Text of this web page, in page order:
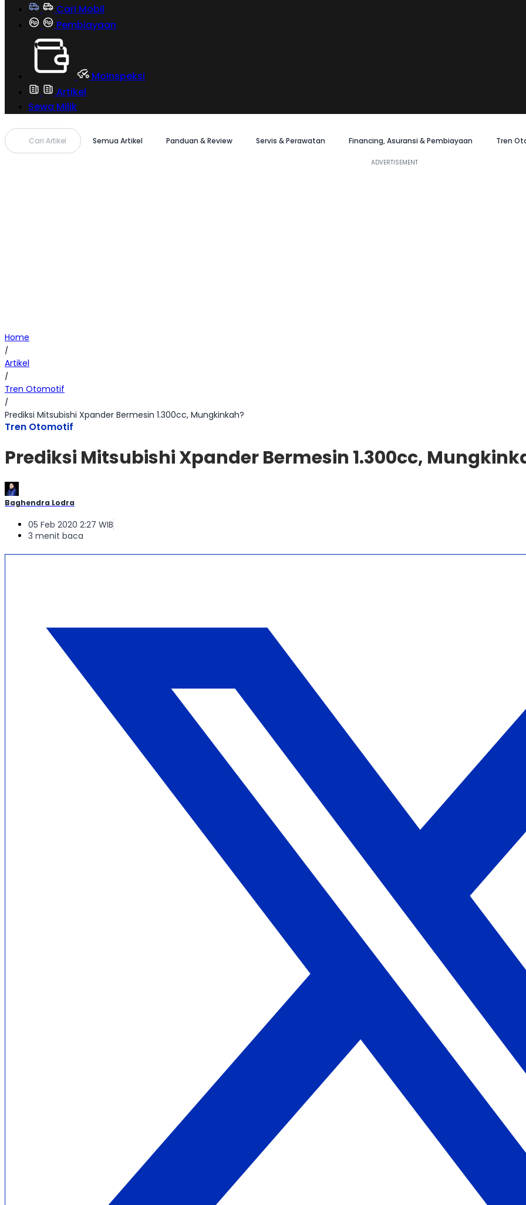
Cari Mobil
Pembiayaan
MoInspeksi
Artikel
Sewa Milik
Cari Artikel Semua Artikel Panduan & Review Servis & Perawatan Financing, Asuransi & Pembiayaan Tren
Home
/
Artikel
/
Tren Otomotif
/
Prediksi Mitsubishi Xpander Bermesin 1.300cc, Mungkinkah?
Tren Otomotif
Prediksi Mitsubishi Xpander Bermesin 1.300cc,
Baghendra Lodra
05 Feb 2020 2:27 WIB
3 menit baca